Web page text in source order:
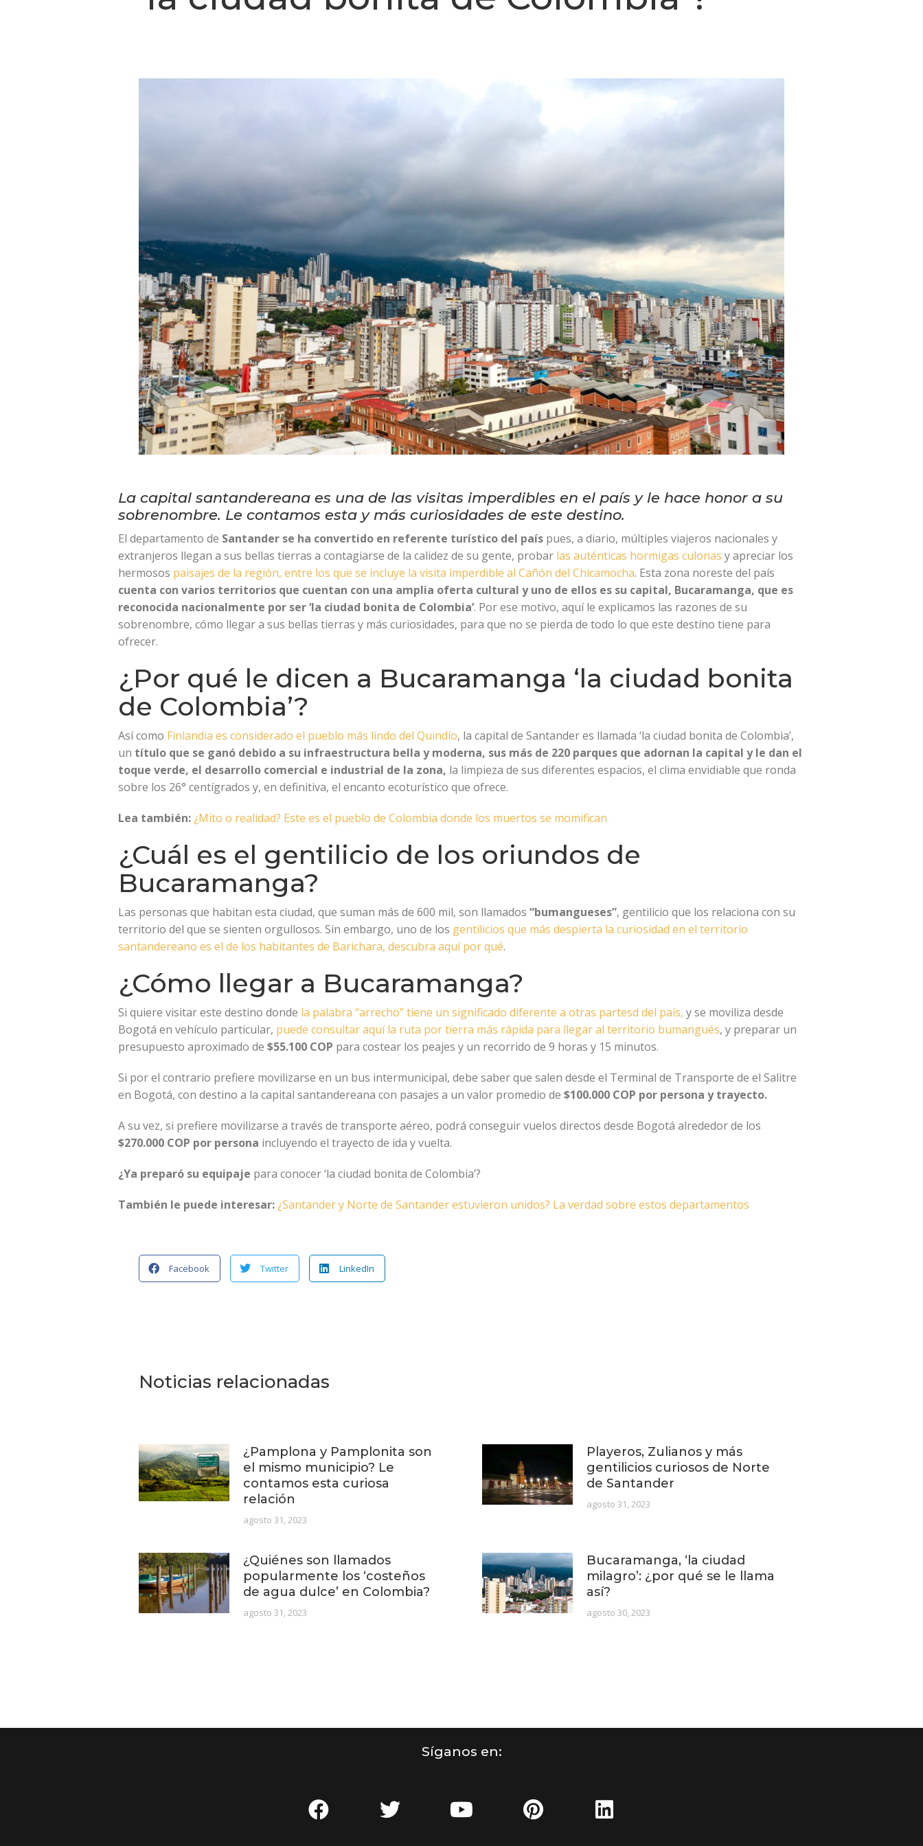
La capital santandereana es una de las visitas imperdibles en el país y le hace honor a su
sobrenombre. Le contamos esta y más curiosidades de este destino.
El departamento de Santander se ha convertido en referente turístico del país pues, a diario, múltiples viajeros nacionales y
extranjeros llegan a sus bellas tierras a contagiarse de la calidez de su gente, probar las auténticas hormigas culonas y apreciar los
hermosos paisajes de la región, entre los que se incluye la visita imperdible al Cañón del Chicamocha. Esta zona noreste del país
cuenta con varios territorios que cuentan con una amplia oferta cultural y uno de ellos es su capital, Bucaramanga, que es
reconocida nacionalmente por ser ‘la ciudad bonita de Colombia’. Por ese motivo, aquí le explicamos las razones de su
sobrenombre, cómo llegar a sus bellas tierras y más curiosidades, para que no se pierda de todo lo que este destino tiene para
ofrecer.
¿Por qué le dicen a Bucaramanga ‘la ciudad bonita
de Colombia’?
Así como Finlandia es considerado el pueblo más lindo del Quindío, la capital de Santander es llamada ‘la ciudad bonita de Colombia’,
un título que se ganó debido a su infraestructura bella y moderna, sus más de 220 parques que adornan la capital y le dan el
toque verde, el desarrollo comercial e industrial de la zona, la limpieza de sus diferentes espacios, el clima envidiable que ronda
sobre los 26° centígrados y, en definitiva, el encanto ecoturístico que ofrece.
Lea también: ¿Mito o realidad? Este es el pueblo de Colombia donde los muertos se momifican
¿Cuál es el gentilicio de los oriundos de
Bucaramanga?
Las personas que habitan esta ciudad, que suman más de 600 mil, son llamados “bumangueses”, gentilicio que los relaciona con su
territorio del que se sienten orgullosos. Sin embargo, uno de los gentilicios que más despierta la curiosidad en el territorio
santandereano es el de los habitantes de Barichara, descubra aquí por qué.
¿Cómo llegar a Bucaramanga?
Si quiere visitar este destino donde la palabra “arrecho” tiene un significado diferente a otras partesd del país, y se moviliza desde
Bogotá en vehículo particular, puede consultar aquí la ruta por tierra más rápida para llegar al territorio bumangués, y preparar un
presupuesto aproximado de $55.100 COP para costear los peajes y un recorrido de 9 horas y 15 minutos.
Si por el contrario prefiere movilizarse en un bus intermunicipal, debe saber que salen desde el Terminal de Transporte de el Salitre
en Bogotá, con destino a la capital santandereana con pasajes a un valor promedio de $100.000 COP por persona y trayecto.
A su vez, si prefiere movilizarse a través de transporte aéreo, podrá conseguir vuelos directos desde Bogotá alrededor de los
$270.000 COP por persona incluyendo el trayecto de ida y vuelta.
¿Ya preparó su equipaje para conocer ‘la ciudad bonita de Colombia’?
También le puede interesar: ¿Santander y Norte de Santander estuvieron unidos? La verdad sobre estos departamentos
Facebook Twitter LinkedIn
Noticias relacionadas
¿Pamplona y Pamplonita son
el mismo municipio? Le
contamos esta curiosa
relación
agosto 31, 2023
Playeros, Zulianos y más
gentilicios curiosos de Norte
de Santander
agosto 31, 2023
¿Quiénes son llamados
popularmente los ‘costeños
de agua dulce’ en Colombia?
agosto 31, 2023
Bucaramanga, ‘la ciudad
milagro’: ¿por qué se le llama
así?
agosto 30, 2023
Síganos en: